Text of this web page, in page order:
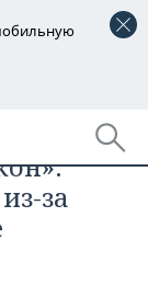
за